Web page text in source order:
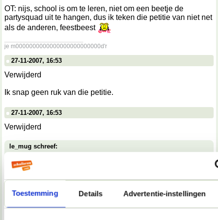
Toestemming Details Advertentie-instellingen
OT: nijs, school is om te leren, niet om een beetje de
partysquad uit te hangen, dus ik teken die petitie van niet net
als de anderen, feestbeest
je m0000000000000000000000000d'r
27-11-2007, 16:53
Verwijderd
Ik snap geen ruk van die petitie.
27-11-2007, 16:53
Verwijderd
le_mug schreef:
Aardvark.
27-11-2007, 17:09
AzN